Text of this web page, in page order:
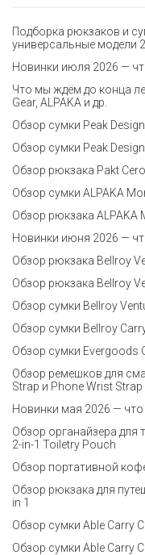
Подборка рюкзаков и
универсальные модели
Новинки июля 2026 —
Что мы ждём до конца
Gear, ALPAKA и др.
Обзор сумки Peak
Обзор сумки Peak
Обзор рюкзака Pakt
Обзор сумки ALPAKA
Обзор рюкзака ALPAKA
Новинки июня 2026 —
Обзор рюкзака Bellroy
Обзор рюкзака Bellroy
Обзор сумки Bellroy
Обзор сумки Bellroy
Обзор сумки Evergoods
Обзор ремешков для
Strap и Phone Wrist Strap
Новинки мая 2026 — что
Обзор органайзера для
2-in-1 Toiletry Pouch
Обзор портативной
Обзор рюкзака для
in 1
Обзор сумки Able Carry
Обзор сумки Able Carry